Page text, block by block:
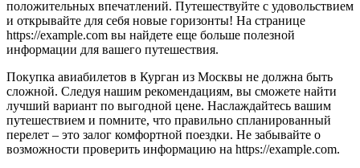
положительных впечатлений. Путешествуйте с удовольствием
и открывайте для себя новые горизонты! На странице
https://example.com вы найдете еще больше полезной
информации для вашего путешествия.
Покупка авиабилетов в Курган из Москвы не должна быть
сложной. Следуя нашим рекомендациям, вы сможете найти
лучший вариант по выгодной цене. Наслаждайтесь вашим
путешествием и помните, что правильно спланированный
перелет – это залог комфортной поездки. Не забывайте о
возможности проверить информацию на https://example.com.